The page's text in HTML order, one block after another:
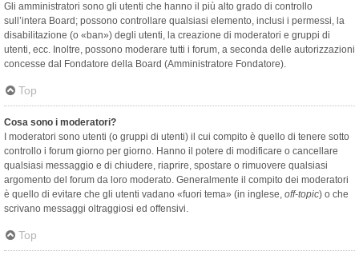
Gli amministratori sono gli utenti che hanno il più alto grado di controllo
sull’intera Board; possono controllare qualsiasi elemento, inclusi i permessi, la
disabilitazione (o «ban») degli utenti, la creazione di moderatori e gruppi di
utenti, ecc. Inoltre, possono moderare tutti i forum, a seconda delle autorizzazioni
concesse dal Fondatore della Board (Amministratore Fondatore).
Top
Cosa sono i moderatori?
I moderatori sono utenti (o gruppi di utenti) il cui compito è quello di tenere sotto
controllo i forum giorno per giorno. Hanno il potere di modificare o cancellare
qualsiasi messaggio e di chiudere, riaprire, spostare o rimuovere qualsiasi
argomento del forum da loro moderato. Generalmente il compito dei moderatori
è quello di evitare che gli utenti vadano «fuori tema» (in inglese, off-topic) o che
scrivano messaggi oltraggiosi ed offensivi.
Top